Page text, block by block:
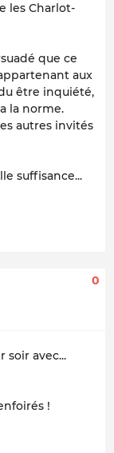
les Charlot-
que ce
aux
être inquiété,
la norme.
autres invités
suffisance...
0
soir avec...
!